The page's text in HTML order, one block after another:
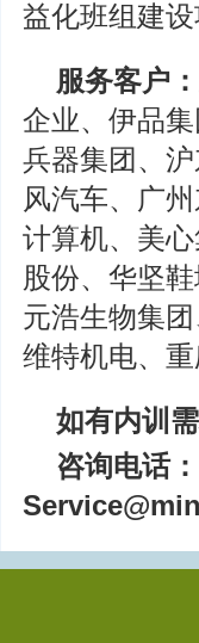
益化班组建
服务客户：
企业、伊品
兵器集团、
风汽车、广
计算机、美
股份、华坚
元浩生物集
维特机电、
如有内训
咨询电话